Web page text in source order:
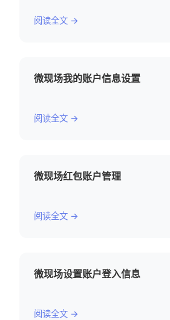
阅读全文 →
微现场我的账户信息设置
阅读全文 →
微现场红包账户管理
阅读全文 →
微现场设置账户登入信息
阅读全文 →